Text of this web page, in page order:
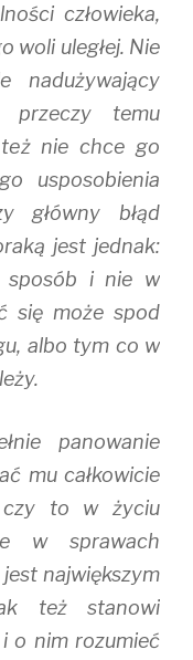
człowieka,
woli uległej. Nie
nadużywający
przeczy temu
nie chce go
usposobienia
główny błąd
jest jednak:
sposób i nie w
się może spod
albo tym co w
panowanie
mu całkowicie
czy to w życiu
w sprawach
największym
też stanowi
o nim rozumieć